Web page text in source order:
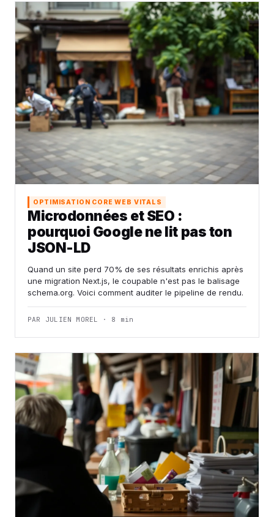
OPTIMISATION CORE WEB VITALS
Microdonnées et SEO :
pourquoi Google ne lit pas ton
JSON-LD
Quand un site perd 70% de ses résultats enrichis après
une migration Next.js, le coupable n'est pas le balisage
schema.org. Voici comment auditer le pipeline de rendu.
PAR JULIEN MOREL · 8 min